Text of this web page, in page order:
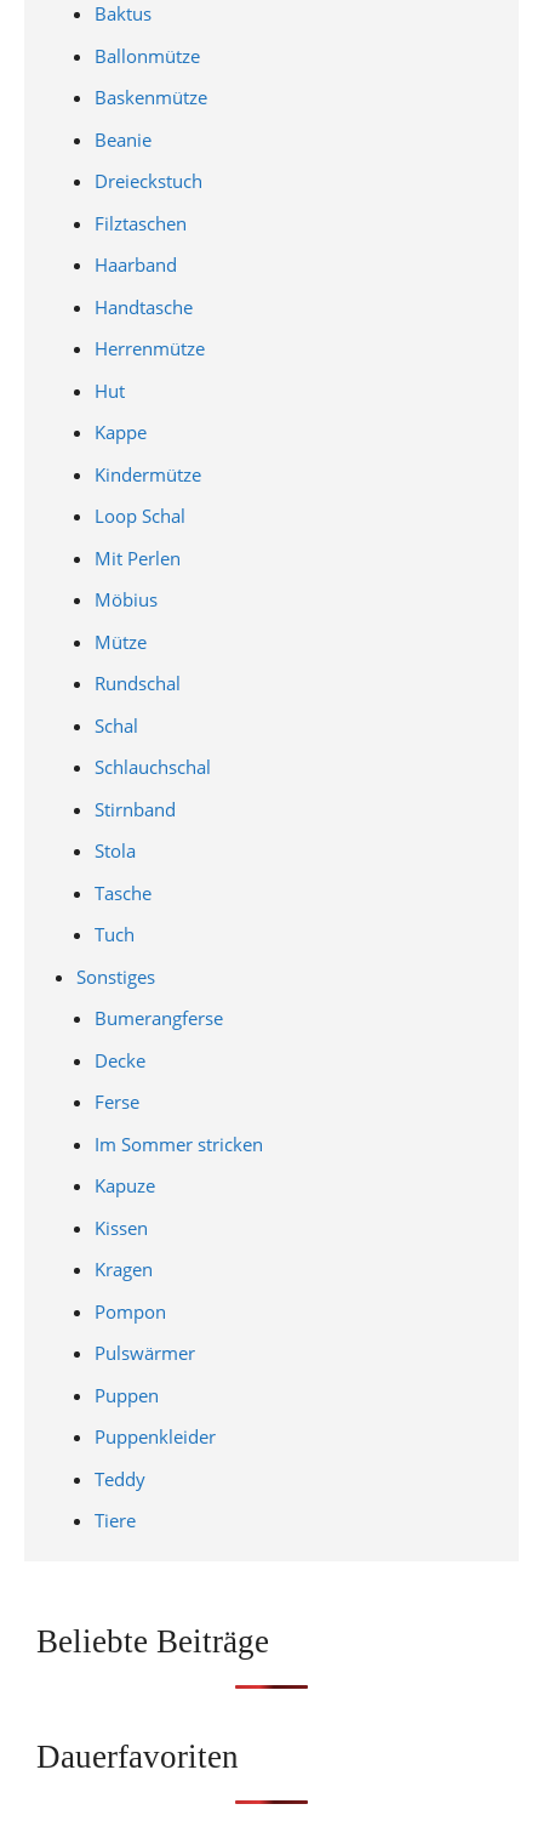
Baktus
Ballonmütze
Baskenmütze
Beanie
Dreieckstuch
Filztaschen
Haarband
Handtasche
Herrenmütze
Hut
Kappe
Kindermütze
Loop Schal
Mit Perlen
Möbius
Mütze
Rundschal
Schal
Schlauchschal
Stirnband
Stola
Tasche
Tuch
Sonstiges
Bumerangferse
Decke
Ferse
Im Sommer stricken
Kapuze
Kissen
Kragen
Pompon
Pulswärmer
Puppen
Puppenkleider
Teddy
Tiere
Beliebte Beiträge
Dauerfavoriten